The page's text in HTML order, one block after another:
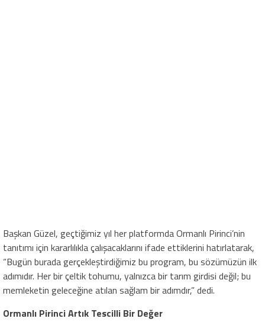
Başkan Güzel, geçtiğimiz yıl her platformda Ormanlı Pirinci’nin
tanıtımı için kararlılıkla çalışacaklarını ifade ettiklerini hatırlatarak,
“Bugün burada gerçekleştirdiğimiz bu program, bu sözümüzün ilk
adımıdır. Her bir çeltik tohumu, yalnızca bir tarım girdisi değil; bu
memleketin geleceğine atılan sağlam bir adımdır,” dedi.
Ormanlı Pirinci Artık Tescilli Bir Değer